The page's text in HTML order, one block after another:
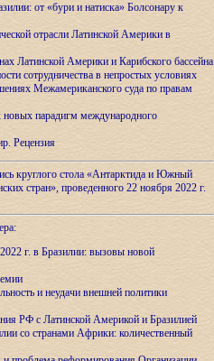
от «бури и натиска» Болсонару к
отрасли Латинской Америки в
Латинской Америки и Карибского бассейна
сотрудничества в непростых условиях
Межамериканского суда по правам
парадигм международного
Рецензия
круглого стола «Антарктида и Южный
стран», проведенного 22 ноября 2022 г.
г. в Бразилии: вызовы новой
и неудачи внешней политики
РФ с Латинской Америкой и Бразилией
со странами Африки: количественный